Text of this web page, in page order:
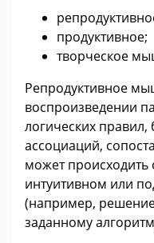
продуктивное;
творческое
Репродуктивное
воспроизведении
логических правил,
ассоциаций,
может происходить
интуитивном или
(например,
заданному